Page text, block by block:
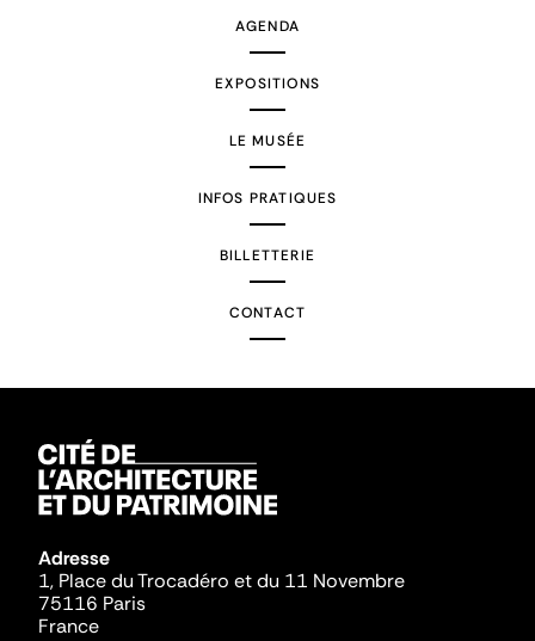
AGENDA
EXPOSITIONS
LE MUSÉE
INFOS PRATIQUES
BILLETTERIE
CONTACT
Adresse
1, Place du Trocadéro et du 11 Novembre
75116 Paris
France